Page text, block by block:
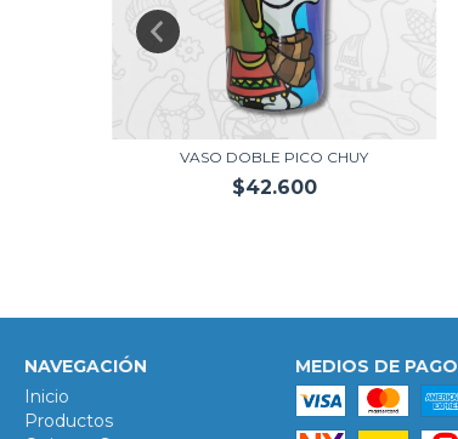
VASO DOBLE PICO CHUY
$42.600
NAVEGACIÓN
Inicio
Productos
MEDIOS DE PAGO